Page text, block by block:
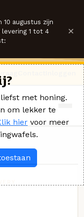
10 augustus zijn
levering 1 tot 4
×
met honing.
om lekker te
hier voor meer